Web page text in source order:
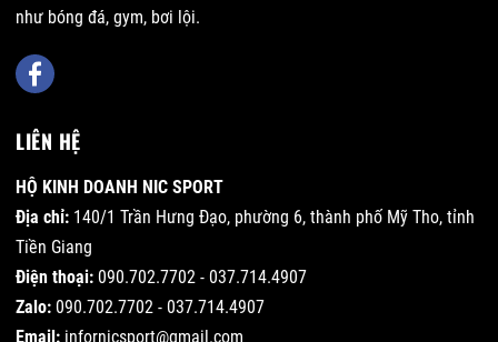
như bóng đá, gym, bơi lội.
LIÊN HỆ
HỘ KINH DOANH NIC SPORT
Địa chỉ: 140/1 Trần Hưng Đạo, phường 6, thành phố Mỹ Tho, tỉnh
Tiền Giang
Điện thoại: 090.702.7702 - 037.714.4907
Zalo: 090.702.7702 - 037.714.4907
Email: infornicsport@gmail.com